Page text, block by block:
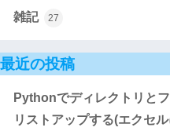
雑記 27
最近の投稿
Pythonでディレクトリと
リストアップする(エクセ